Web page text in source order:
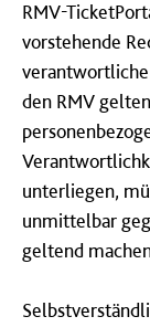
RMV-
vorstehende
verantwortliche
den RMV
unterliegen,
unmittelbar
geltend